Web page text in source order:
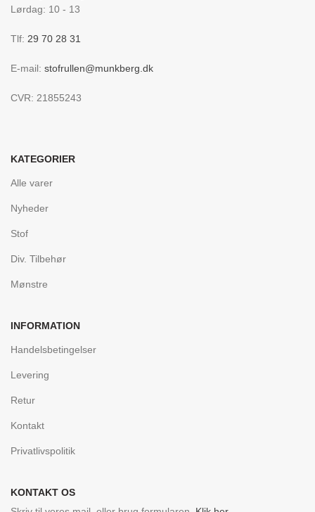
Lørdag: 10 - 13
Tlf: 29 70 28 31
E-mail: stofrullen@munkberg.dk
CVR: 21855243
KATEGORIER
Alle varer
Nyheder
Stof
Div. Tilbehør
Mønstre
INFORMATION
Handelsbetingelser
Levering
Retur
Kontakt
Privatlivspolitik
KONTAKT OS